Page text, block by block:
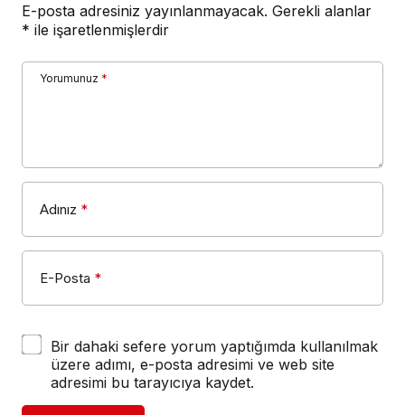
E-posta adresiniz yayınlanmayacak. Gerekli alanlar
* ile işaretlenmişlerdir
Yorumunuz *
Adınız *
E-Posta *
Bir dahaki sefere yorum yaptığımda kullanılmak
üzere adımı, e-posta adresimi ve web site
adresimi bu tarayıcıya kaydet.